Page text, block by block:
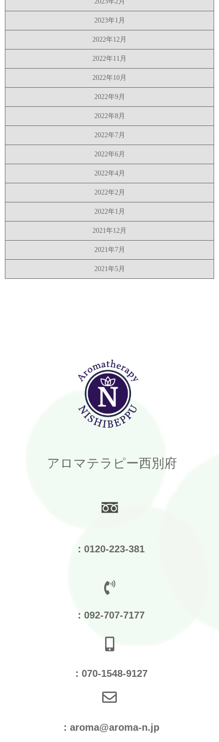
2023年1月
2022年12月
2022年11月
2022年10月
2022年9月
2022年8月
2022年7月
2022年6月
2022年4月
2022年2月
2022年1月
2021年12月
2021年7月
2021年5月
アロマテラピー西別府
：0120-223-381
：092-707-7177
：070-1548-9127
：aroma@aroma-n.jp